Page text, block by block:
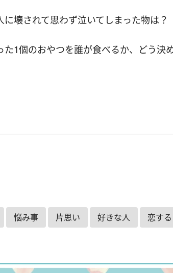
ぎて「過保護」「干渉しす
だ人は、何よりも自分の気
C. 他の友人に聞く D. 特に
ク Aを選んだあなたの腹黒
な思いをさせてしまうこと
に壊されて思わず泣いてしまった物は
た1個のおやつを誰が食べるか、どう決
悩み事 片思い 好きな人 恋する